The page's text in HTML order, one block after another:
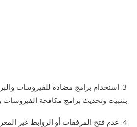
3. استخدام برامج مضادة للفيروسات
بتثبيت وتحديث برامج مكافحة الفيروسات
4. عدم فتح المرفقات أو الروابط غير